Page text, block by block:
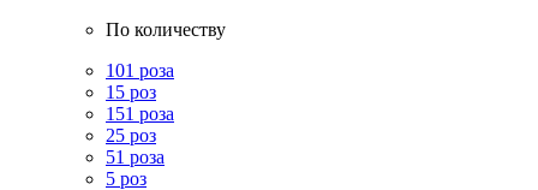
По количеству
101 роза
15 роз
151 роза
25 роз
51 роза
5 роз